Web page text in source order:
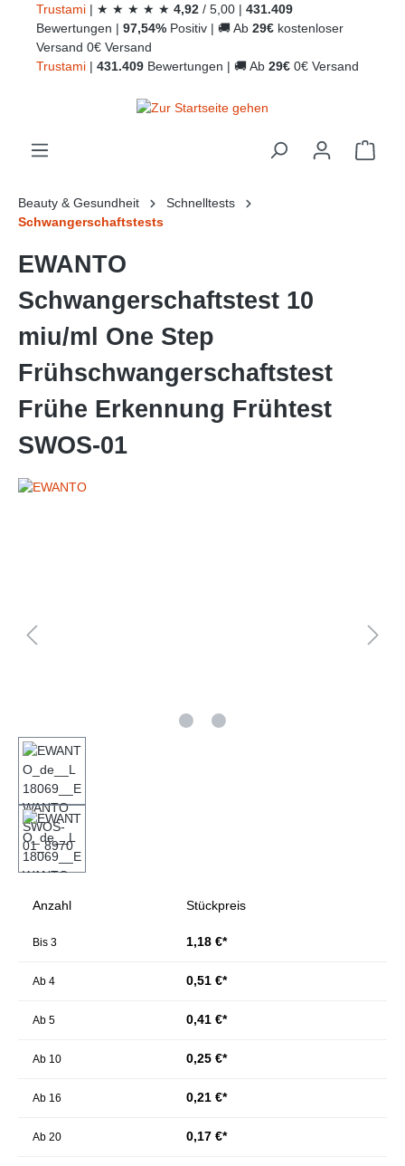
Trustami | ★ ★ ★ ★ ★ 4,92 / 5,00 | 431.409
Bewertungen | 97,54% Positiv | 🚚 Ab 29€ kostenloser
Versand 0€ Versand
Trustami | 431.409 Bewertungen | 🚚 Ab 29€ 0€ Versand
Beauty & Gesundheit
Schnelltests
Schwangerschaftstests
EWANTO
Schwangerschaftstest 10
miu/ml One Step
Frühschwangerschaftstest
Frühe Erkennung Frühtest
SWOS-01
Anzahl Stückpreis
Bis 3 1,18 €*
Ab 4 0,51 €*
Ab 5 0,41 €*
Ab 10 0,25 €*
Ab 16 0,21 €*
Ab 20 0,17 €*